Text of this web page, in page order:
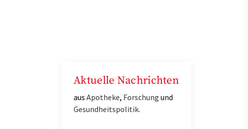
Aktuelle Nachrichten
aus Apotheke, Forschung und
Gesundheitspolitik.